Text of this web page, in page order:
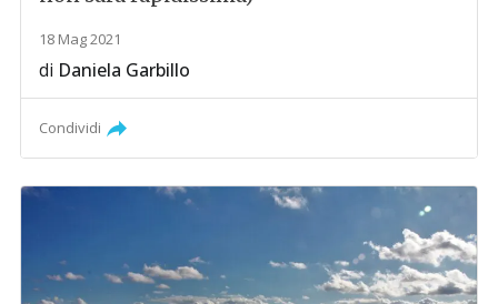
18 Mag 2021
di Daniela Garbillo
Condividi